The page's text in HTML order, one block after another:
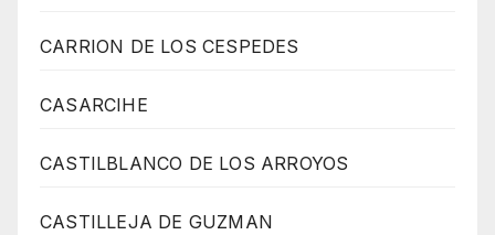
CARRION DE LOS CESPEDES
CASARCIHE
CASTILBLANCO DE LOS ARROYOS
CASTILLEJA DE GUZMAN